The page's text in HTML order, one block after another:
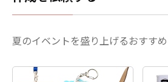
夏のイベントを盛り上げるおすすめ